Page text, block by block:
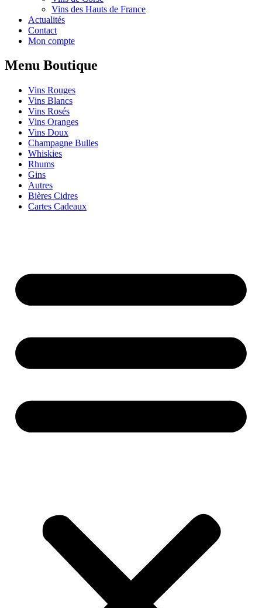
Vins des Hauts de France
Actualités
Contact
Mon compte
Menu Boutique
Vins Rouges
Vins Blancs
Vins Rosés
Vins Oranges
Vins Doux
Champagne Bulles
Whiskies
Rhums
Gins
Autres
Bières Cidres
Cartes Cadeaux